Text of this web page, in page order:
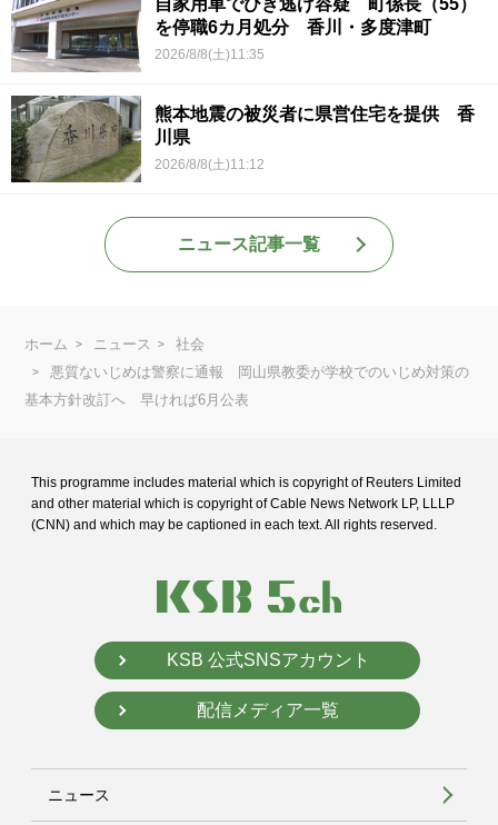
を停職6カ月処分 香川・多度津町
2026/8/8(土)11:35
熊本地震の被災者に県営住宅を提供 香
川県
2026/8/8(土)11:12
ニュース記事一覧
ホーム ニュース
社会
悪質ないじめは警察に通報 岡山県教委が学校でのいじめ対策の
基本方針改訂へ 早ければ6月公表
This programme includes material which is copyright of Reuters Limited
and other material which is copyright of Cable News Network LP, LLLP
(CNN) and which may be captioned in each text. All rights reserved.
KSB 公式SNSアカウント
配信メディア一覧
ニュース